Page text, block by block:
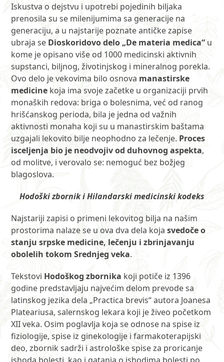
Iskustva o dejstvu i upotrebi pojedinih biljaka
prenosila su se milenijumima sa generacije na
generaciju, a u najstarije poznate antičke zapise
ubraja se Dioskoridovo delo „De materia medica“ u
kome je opisano više od 1000 medicinski aktivnih
supstanci, biljnog, životinjskog i mineralnog porekla.
Ovo delo je vekovima bilo osnova manastirske
medicine koja ima svoje začetke u organizaciji prvih
monaških redova: briga o bolesnima, već od ranog
hrišćanskog perioda, bila je jedna od važnih
aktivnosti monaha koji su u manastirskim baštama
uzgajali lekovito bilje neophodno za lečenje. Proces
isceljenja bio je neodvojiv od duhovnog aspekta,
od molitve, i verovalo se: nemoguć bez božjeg
blagoslova.
Hodoški zbornik i Hilandarski medicinski kodeks
Najstariji zapisi o primeni lekovitog bilja na našim
prostorima nalaze se u ova dva dela kojasvedoče o
stanju srpske medicine, lečenju i zbrinjavanju
obolelih tokom Srednjeg veka.
Tekstovi Hodoškog zbornika koji potiče iz 1396
godine predstavljaju najvećim delom prevode sa
latinskog jezika dela „Practica brevis“ autora Joanesa
Plateariusa, salernskog lekara koji je živeo početkom
XII veka. Osim poglavlja koja se odnose na spise iz
fiziologije, spise iz ginekologije i farmakoterapijski
deo, zbornik sadrži i astrološke spise za proricanje